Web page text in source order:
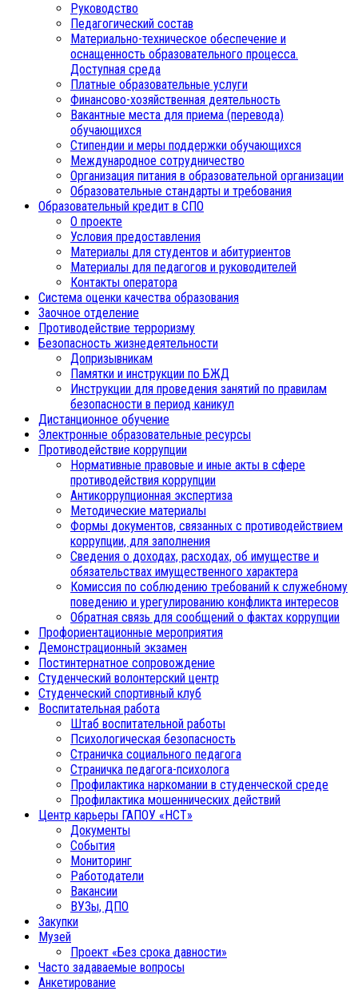
Руководство
Педагогический состав
Материально-техническое обеспечение и
оснащенность образовательного процесса.
Доступная среда
Платные образовательные услуги
Финансово-хозяйственная деятельность
Вакантные места для приема (перевода)
обучающихся
Стипендии и меры поддержки обучающихся
Международное сотрудничество
Организация питания в образовательной организации
Образовательные стандарты и требования
Образовательный кредит в СПО
О проекте
Условия предоставления
Материалы для студентов и абитуриентов
Материалы для педагогов и руководителей
Контакты оператора
Система оценки качества образования
Заочное отделение
Противодействие терроризму
Безопасность жизнедеятельности
Допризывникам
Памятки и инструкции по БЖД
Инструкции для проведения занятий по правилам
безопасности в период каникул
Дистанционное обучение
Электронные образовательные ресурсы
Противодействие коррупции
Нормативные правовые и иные акты в сфере
противодействия коррупции
Антикоррупционная экспертиза
Методические материалы
Формы документов, связанных с противодействием
коррупции, для заполнения
Сведения о доходах, расходах, об имуществе и
обязательствах имущественного характера
Комиссия по соблюдению требований к служебному
поведению и урегулированию конфликта интересов
Обратная связь для сообщений о фактах коррупции
Профориентационные мероприятия
Демонстрационный экзамен
Постинтернатное сопровождение
Студенческий волонтерский центр
Студенческий спортивный клуб
Воспитательная работа
Штаб воспитательной работы
Психологическая безопасность
Страничка социального педагога
Страничка педагога-психолога
Профилактика наркомании в студенческой среде
Профилактика мошеннических действий
Центр карьеры ГАПОУ «НСТ»
Документы
События
Мониторинг
Работодатели
Вакансии
ВУЗы, ДПО
Закупки
Музей
Проект «Без срока давности»
Часто задаваемые вопросы
Анкетирование